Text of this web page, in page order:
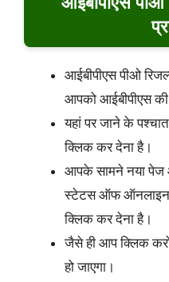
आईबीपीएस पीओ
आपको आईबीपीएस
यहां पर जाने के
क्लिक कर देना है।
आपके सामने नया पेज
स्टेटस ऑफ ऑनलाइन
क्लिक कर देना है।
जैसे ही आप क्लिक
हो जाएगा।